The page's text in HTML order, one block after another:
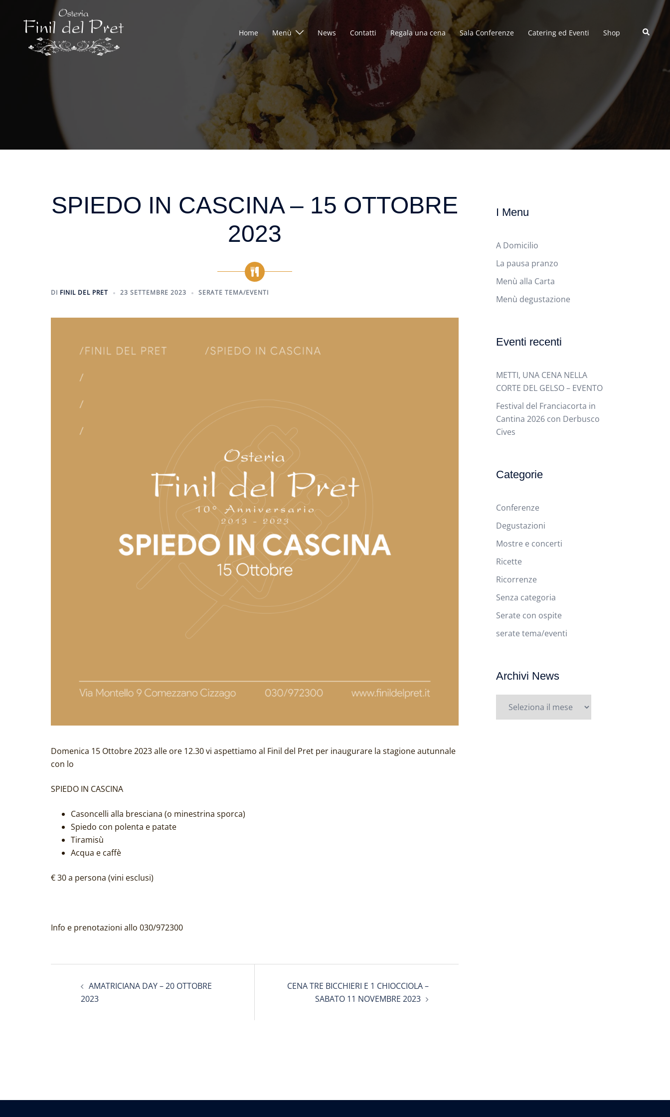
contenuto
Home Menù News Contatti Regala una cena Sala Conferenze Catering ed Eventi Shop Cerca
SPIEDO IN CASCINA – 15 OTTOBRE
2023
DI FINIL DEL PRET 23 SETTEMBRE 2023 SERATE TEMA/EVENTI
Domenica 15 Ottobre 2023 alle ore 12.30 vi aspettiamo al Finil del Pret per inaugurare la stagione autunnale
con lo
SPIEDO IN CASCINA
Casoncelli alla bresciana (o minestrina sporca)
Spiedo con polenta e patate
Tiramisù
Acqua e caffè
€ 30 a persona (vini esclusi)
Info e prenotazioni allo 030/972300
articolo
AMATRICIANA DAY – 20 OTTOBRE
2023
CENA TRE BICCHIERI E 1 CHIOCCIOLA –
SABATO 11 NOVEMBRE 2023
I Menu
A Domicilio
La pausa pranzo
Menù alla Carta
Menù degustazione
Eventi recenti
METTI, UNA CENA NELLA
CORTE DEL GELSO – EVENTO
Festival del Franciacorta in
Cantina 2026 con Derbusco
Cives
Categorie
Conferenze
Degustazioni
Mostre e concerti
Ricette
Ricorrenze
Senza categoria
Serate con ospite
serate tema/eventi
Archivi News
News